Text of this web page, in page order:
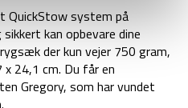
QuickStow system på
kan opbevare dine
der kun vejer 750 gram,
24,1 cm. Du får en
Gregory, som har vundet